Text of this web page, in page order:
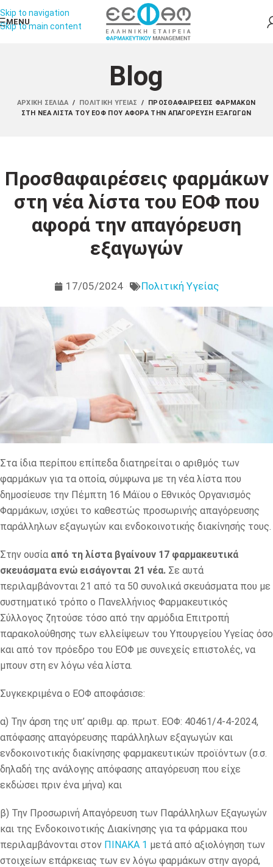
Skip to navigation
Skip to main content
MENU
Blog
ΑΡΧΙΚΉ ΣΕΛΊΔΑ / ΠΟΛΙΤΙΚΉ ΥΓΕΊΑΣ /
ΠΡΟΣΘΑΦΑΙΡΈΣΕΙΣ ΦΑΡΜΆΚΩΝ
ΣΤΗ ΝΈΑ ΛΊΣΤΑ ΤΟΥ ΕΟΦ ΠΟΥ ΑΦΟΡΆ ΤΗΝ ΑΠΑΓΌΡΕΥΣΗ ΕΞΑΓΩΓΏΝ
Προσθαφαιρέσεις φαρμάκων
στη νέα λίστα του ΕΟΦ που
αφορά την απαγόρευση
εξαγωγών
17/05/2024 Πολιτική Υγείας
Στα ίδια περίπου επίπεδα διατηρείται ο αριθμός των
φαρμάκων για τα οποία, σύμφωνα με τη νέα λίστα που
δημοσίευσε την Πέμπτη 16 Μάϊου ο Εθνικός Οργανισμός
Φαρμάκων, ισχύει το καθεστώς προσωρινής απαγόρευσης
παράλληλων εξαγωγών και ενδοκοινοτικής διακίνησής τους.
Στην ουσία από τη λίστα βγαίνουν 17 φαρμακευτικά
σκευάσματα ενώ εισάγονται 21 νέα. Σε αυτά
περιλαμβάνονται 21 από τα 50 συνολικά σκευάσματα που με
συστηματικό τρόπο ο Πανελλήνιος Φαρμακευτικός
Σύλλογος ζητούσε τόσο από την αρμόδια Επιτροπή
παρακολούθησης των ελλείψεων του Υπουργείου Υγείας όσο
και από τον πρόεδρο του ΕΟΦ με συνεχείς επιστολές, να
μπουν στη εν λόγω νέα λίστα.
Συγκεκριμένα ο ΕΟΦ αποφάσισε:
α) Την άρση της υπ’ αριθμ. αρ. πρωτ. ΕΟΦ: 40461/4-4-2024,
απόφασης απαγόρευσης παράλληλων εξαγωγών και
ενδοκοινοτικής διακίνησης φαρμακευτικών προϊόντων (σ.σ.
δηλαδή της ανάλογης απόφασης απαγόρευση που είχε
εκδώσει πριν ένα μήνα) και
β) Την Προσωρινή Απαγόρευση των Παράλληλων Εξαγωγών
και της Ενδοκοινοτικής Διακίνησης για τα φάρμακα που
περιλαμβάνονται στον ΠΙΝΑΚΑ 1 μετά από αξιολόγηση των
στοιχείων επάρκειας των εν λόγω φαρμάκων στην αγορά,